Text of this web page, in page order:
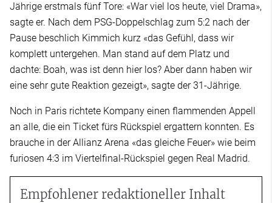
Jährige erstmals fünf Tore: «War viel los heute, viel Drama»,
sagte er. Nach dem PSG-Doppelschlag zum 5:2 nach der
Pause beschlich Kimmich kurz «das Gefühl, dass wir
komplett untergehen. Man stand auf dem Platz und
dachte: Boah, was ist denn hier los? Aber dann haben wir
eine sehr gute Reaktion gezeigt», sagte der 31-Jährige.
Noch in Paris richtete Kompany einen flammenden Appell
an alle, die ein Ticket fürs Rückspiel ergattern konnten. Es
brauche in der Allianz Arena «das gleiche Feuer» wie beim
furiosen 4:3 im Viertelfinal-Rückspiel gegen Real Madrid.
Empfohlener redaktioneller Inhalt